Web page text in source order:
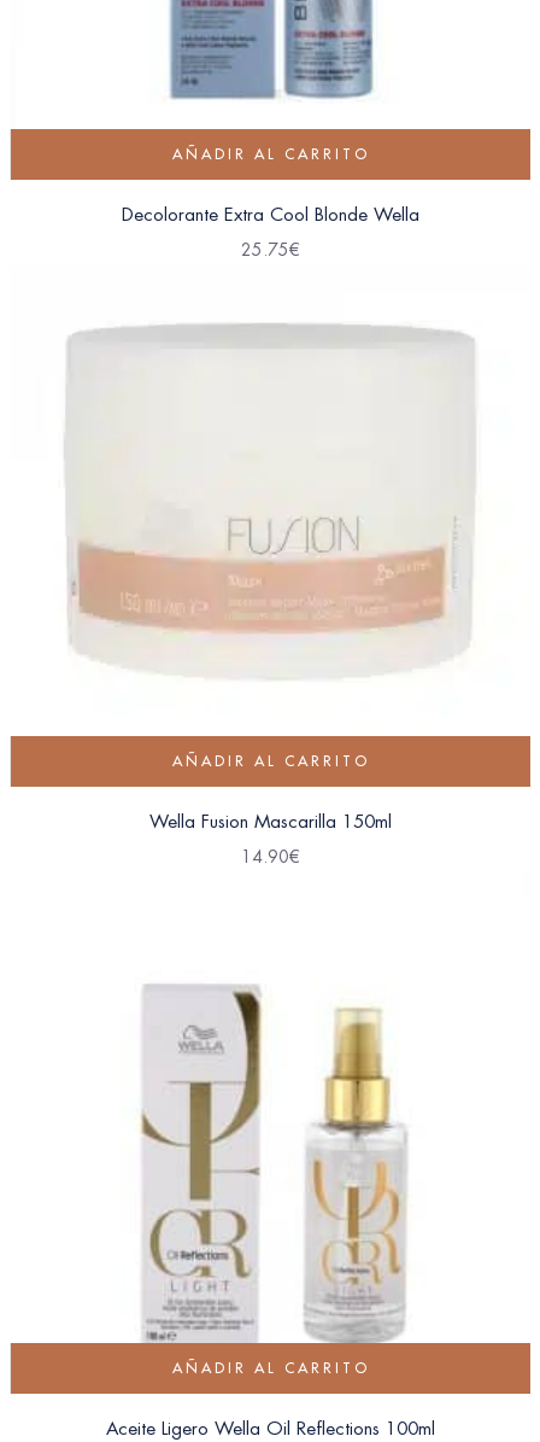
AÑADIR AL CARRITO
Decolorante Extra Cool Blonde Wella
25.75€
AÑADIR AL CARRITO
Wella Fusion Mascarilla 150ml
14.90€
AÑADIR AL CARRITO
Aceite Ligero Wella Oil Reflections 100ml